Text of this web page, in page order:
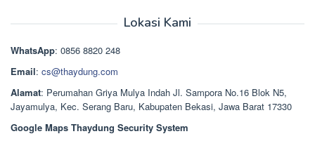
Rp1.378.000.
Lokasi Kami
WhatsApp: 0856 8820 248
Email: cs@thaydung.com
Alamat: Perumahan Griya Mulya Indah Jl. Sampora No.16 Blok N5,
Jayamulya, Kec. Serang Baru, Kabupaten Bekasi, Jawa Barat 17330
Google Maps Thaydung Security System